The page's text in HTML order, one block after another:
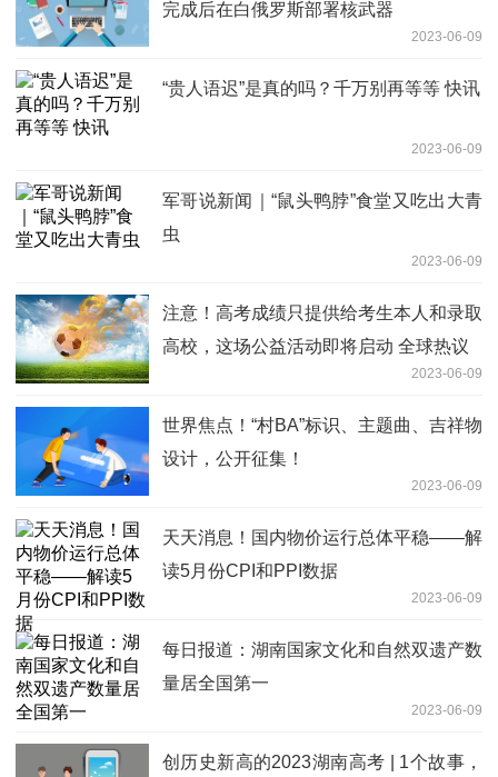
完成后在白俄罗斯部署核武器
2023-06-09
“贵人语迟”是真的吗？千万别再等等 快讯
2023-06-09
军哥说新闻｜“鼠头鸭脖”食堂又吃出大青
虫
2023-06-09
注意！高考成绩只提供给考生本人和录取
高校，这场公益活动即将启动 全球热议
2023-06-09
世界焦点！“村BA”标识、主题曲、吉祥物
设计，公开征集！
2023-06-09
天天消息！国内物价运行总体平稳——解
读5月份CPI和PPI数据
2023-06-09
每日报道：湖南国家文化和自然双遗产数
量居全国第一
2023-06-09
创历史新高的2023湖南高考 | 1个故事，